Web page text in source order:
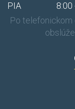
PIA
8:00
Po telefonickom